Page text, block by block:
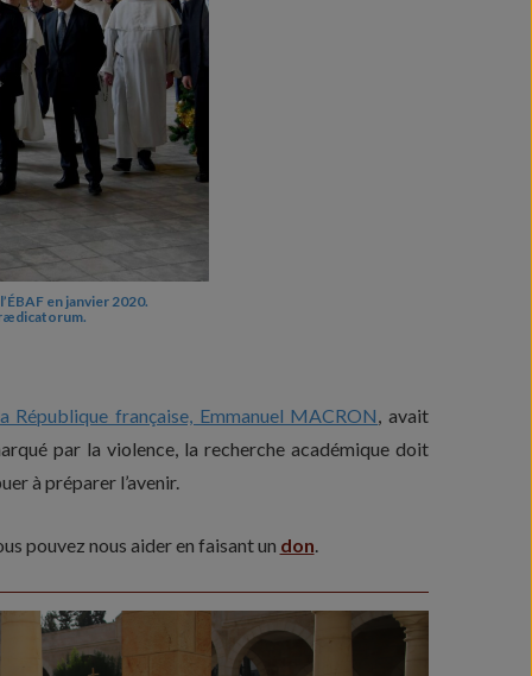
en janvier 2020.
française, Emmanuel MACRON , avait
par la violence, la recherche académique doit
à préparer l’avenir.
pouvez nous aider en faisant un don